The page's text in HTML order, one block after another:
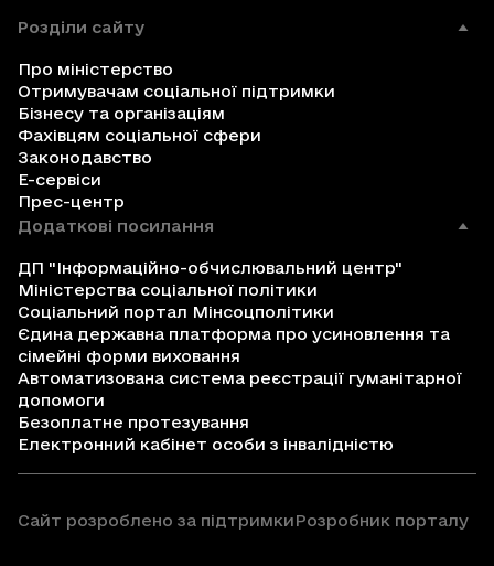
Розділи сайту
Про міністерство
Отримувачам соціальної підтримки
Бізнесу та організаціям
Фахівцям соціальної сфери
Законодавство
Е-сервіси
Прес-центр
Додаткові посилання
ДП "Інформаційно-обчислювальний центр"
Міністерства соціальної політики
Соціальний портал Мінсоцполітики
Єдина державна платформа про усиновлення та
сімейні форми виховання
Автоматизована система реєстрації гуманітарної
допомоги
Безоплатне протезування
Електронний кабінет особи з інвалідністю
Сайт розроблено за підтримкиРозробник порталу